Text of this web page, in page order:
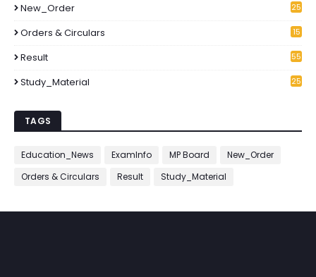
New_Order
25
Orders & Circulars
15
Result 55
Study_Material
25
TAGS
Education_News ExamInfo MP Board
New_Order
Orders & Circulars
Result Study_Material